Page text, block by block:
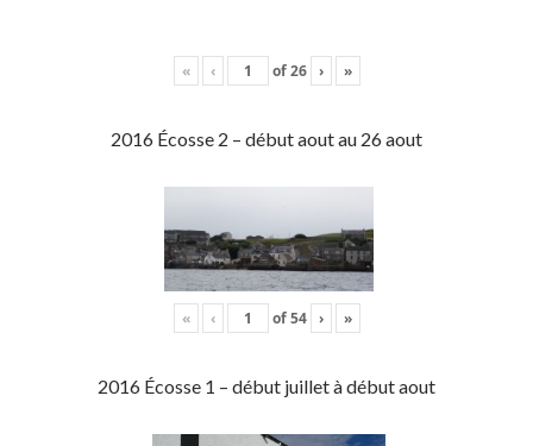
« ‹ of26 › »
2016 Écosse 2 – début aout au 26 aout
« ‹ of54 › »
2016 Écosse 1 – début juillet à début aout